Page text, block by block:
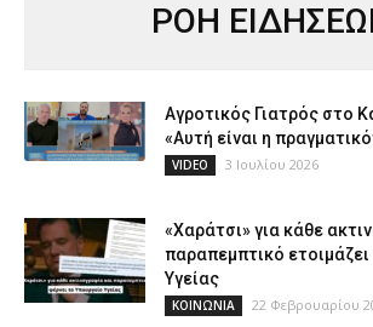
ΡΟΗ
Αγροτικός Γιατρός στο
«Αυτή είναι η
VIDEO 3 Ιουλίου 2026
«Χαράτσι» για κάθε
παραπεμπτικό
Υγείας
ΚΟΙΝΩΝΙΑ 22 Φεβρουαρίου